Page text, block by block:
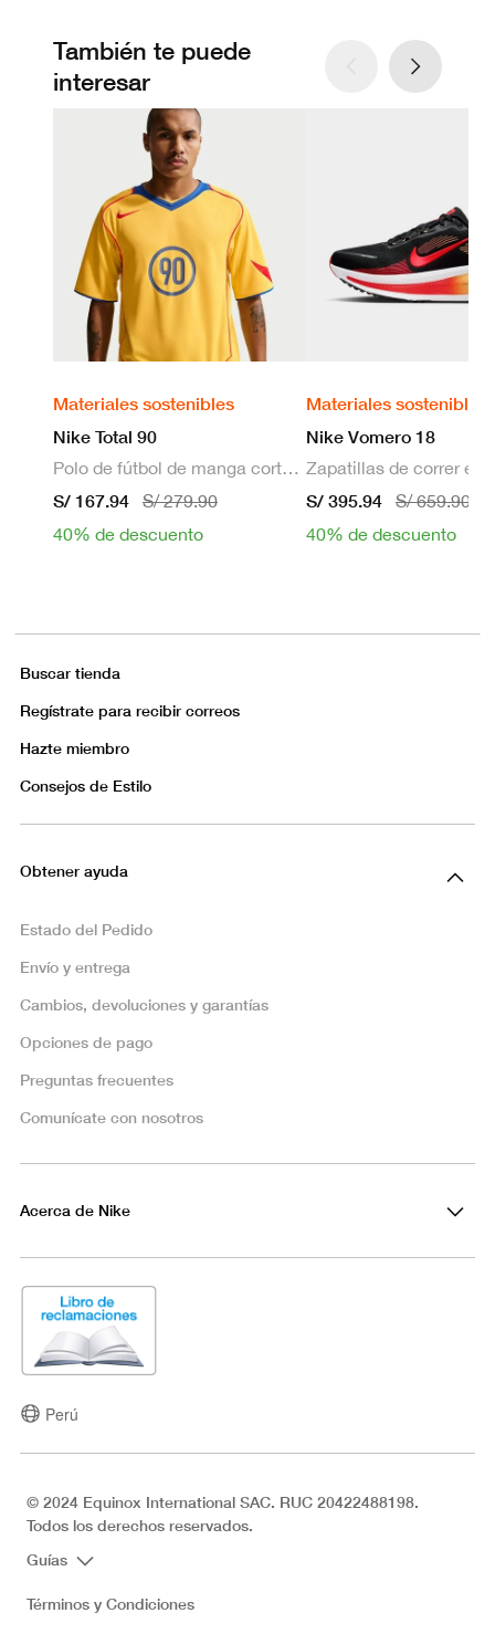
También te puede
interesar
Materiales sostenibles
Nike Total 90
Polo de fútbol de manga corta Dri-FIT para hombre
S/ 167.94
S/ 279.90
40% de descuento
Materiales sostenibles
Nike Vomero 18
S/ 395.94
S/ 659.90
40% de descuento
Buscar tienda
Regístrate para recibir correos
Hazte miembro
Consejos de Estilo
Obtener ayuda
Estado del Pedido
Envío y entrega
Cambios, devoluciones y garantías
Opciones de pago
Preguntas frecuentes
Comunícate con nosotros
Acerca de Nike
Perú
© 2024 Equinox International SAC. RUC 20422488198.
Todos los derechos reservados.
Guías
Términos y Condiciones